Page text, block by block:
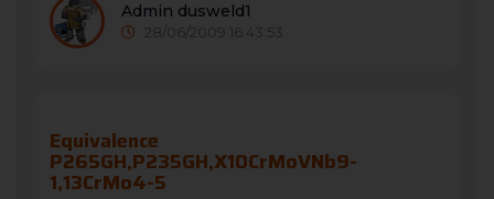
Admin dusweld1
28/06/2009 16:43:53
Equivalence
P265GH,P235GH,X10CrMoVNb9-
1,13CrMo4-5